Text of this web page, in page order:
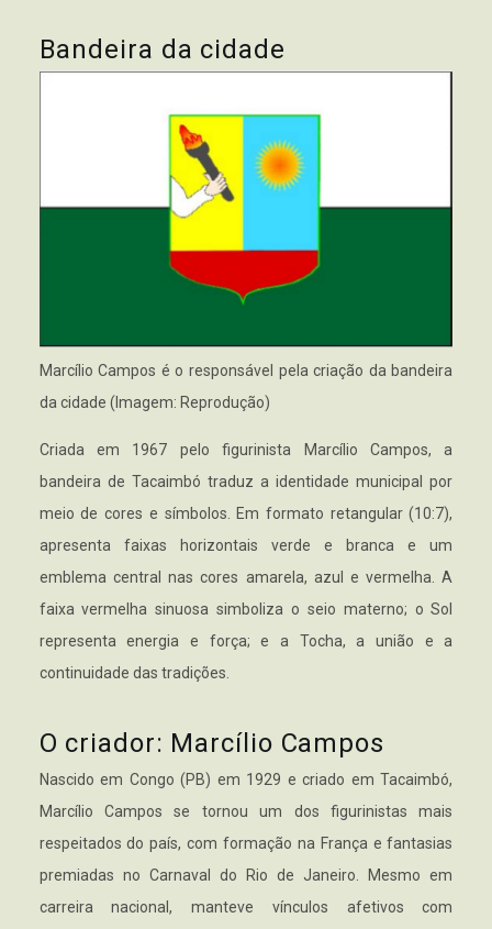
Bandeira da cidade
Marcílio Campos é o responsável pela criação da bandeira
da cidade (Imagem: Reprodução)
Criada em 1967 pelo figurinista Marcílio Campos, a
bandeira de Tacaimbó traduz a identidade municipal por
meio de cores e símbolos. Em formato retangular (10:7),
apresenta faixas horizontais verde e branca e um
emblema central nas cores amarela, azul e vermelha. A
faixa vermelha sinuosa simboliza o seio materno; o Sol
representa energia e força; e a Tocha, a união e a
continuidade das tradições.
O criador: Marcílio Campos
Nascido em Congo (PB) em 1929 e criado em Tacaimbó,
Marcílio Campos se tornou um dos figurinistas mais
respeitados do país, com formação na França e fantasias
premiadas no Carnaval do Rio de Janeiro. Mesmo em
carreira nacional, manteve vínculos afetivos com